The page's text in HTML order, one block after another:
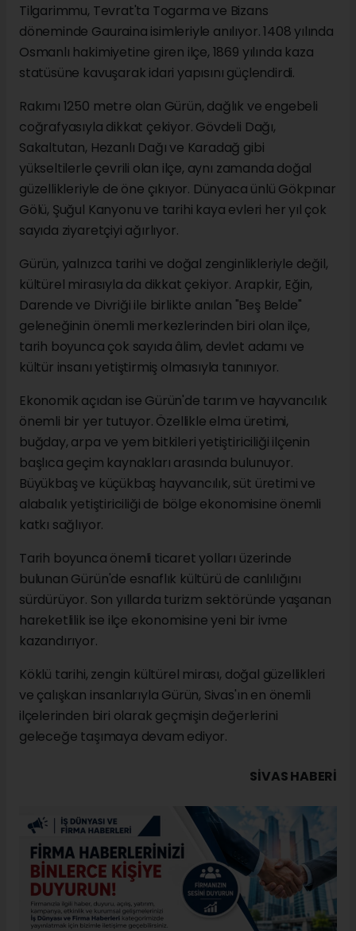
Tilgarimmu, Tevrat'ta Togarma ve Bizans
döneminde Gauraina isimleriyle anılıyor. 1408 yılında
Osmanlı hakimiyetine giren ilçe, 1869 yılında kaza
statüsüne kavuşarak idari yapısını güçlendirdi.
Rakımı 1250 metre olan Gürün, dağlık ve engebeli
coğrafyasıyla dikkat çekiyor. Gövdeli Dağı,
Sakaltutan, Hezanlı Dağı ve Karadağ gibi
yükseltilerle çevrili olan ilçe, aynı zamanda doğal
güzellikleriyle de öne çıkıyor. Dünyaca ünlü Gökpınar
Gölü, Şuğul Kanyonu ve tarihi kaya evleri her yıl çok
sayıda ziyaretçiyi ağırlıyor.
Gürün, yalnızca tarihi ve doğal zenginlikleriyle değil,
kültürel mirasıyla da dikkat çekiyor. Arapkir, Eğin,
Darende ve Divriği ile birlikte anılan "Beş Belde"
geleneğinin önemli merkezlerinden biri olan ilçe,
tarih boyunca çok sayıda âlim, devlet adamı ve
kültür insanı yetiştirmiş olmasıyla tanınıyor.
Ekonomik açıdan ise Gürün'de tarım ve hayvancılık
önemli bir yer tutuyor. Özellikle elma üretimi,
buğday, arpa ve yem bitkileri yetiştiriciliği ilçenin
başlıca geçim kaynakları arasında bulunuyor.
Büyükbaş ve küçükbaş hayvancılık, süt üretimi ve
alabalık yetiştiriciliği de bölge ekonomisine önemli
katkı sağlıyor.
Tarih boyunca önemli ticaret yolları üzerinde
bulunan Gürün'de esnaflık kültürü de canlılığını
sürdürüyor. Son yıllarda turizm sektöründe yaşanan
hareketlilik ise ilçe ekonomisine yeni bir ivme
kazandırıyor.
Köklü tarihi, zengin kültürel mirası, doğal güzellikleri
ve çalışkan insanlarıyla Gürün, Sivas'ın en önemli
ilçelerinden biri olarak geçmişin değerlerini
geleceğe taşımaya devam ediyor.
SIVAS HABERİ